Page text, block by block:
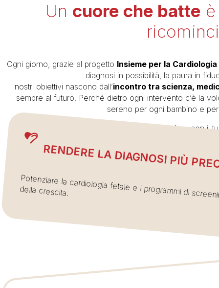
Un cuore che batte
Ogni giorno, grazie al progetto Insieme per la
diagnosi in possibilità, la paura in
I nostri obiettivi nascono dall’incontro tra scienza,
sempre al futuro. Perché dietro ogni intervento c’è la
sereno per ogni bambino e
Cosa possiamo fare con il
RENDERE LA DIAGNOSI PIÙ
Potenziare la cardiologia fetale e i programmi di
della crescita.